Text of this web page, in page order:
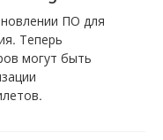
ПО для
Теперь
могут быть